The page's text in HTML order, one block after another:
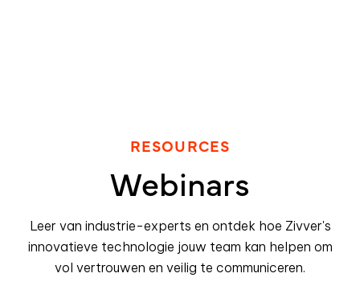
RESOURCES
Webinars
Leer van industrie-experts en ontdek hoe Zivver's
innovatieve technologie jouw team kan helpen om
vol vertrouwen en veilig te communiceren.